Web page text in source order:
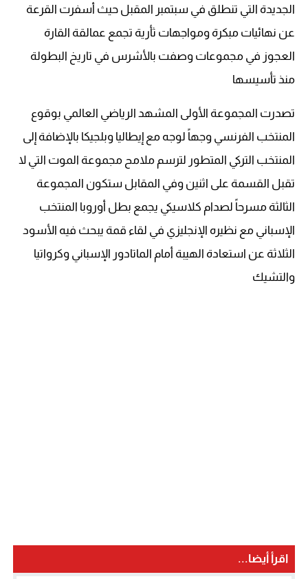
الجديدة التي تنطلق في سبتمبر المقبل حيث أسفرت القرعة
عن نهائيات مبكرة ومواجهات ثأرية تجمع عمالقة القارة
العجوز في مجموعات وصفت بالأشرس في تاريخ البطولة
منذ تأسيسها
تصدرت المجموعة الأولى المشهد الرياضي العالمي بوقوع
المنتخب الفرنسي وجهاً لوجه مع إيطاليا وبلجيكا بالإضافة إلى
المنتخب التركي المتطور لترسم ملامح مجموعة الموت التي لا
تقبل القسمة على اثنين وفي المقابل ستكون المجموعة
الثالثة مسرحاً لصدام كلاسيكي يجمع بطل أوروبا المنتخب
الإسباني مع نظيره الإنجليزي في لقاء قمة يبحث فيه الأسود
الثلاثة عن استعادة الهيبة أمام الماتادور الإسباني وكرواتيا
والتشيك
اقرأ أيضا...